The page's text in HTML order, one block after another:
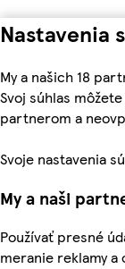
Nastavenia
My a našich 18
Svoj súhlas
partnerom a
Svoje nastavenia
My a naši
Používať presné
meranie reklamy a